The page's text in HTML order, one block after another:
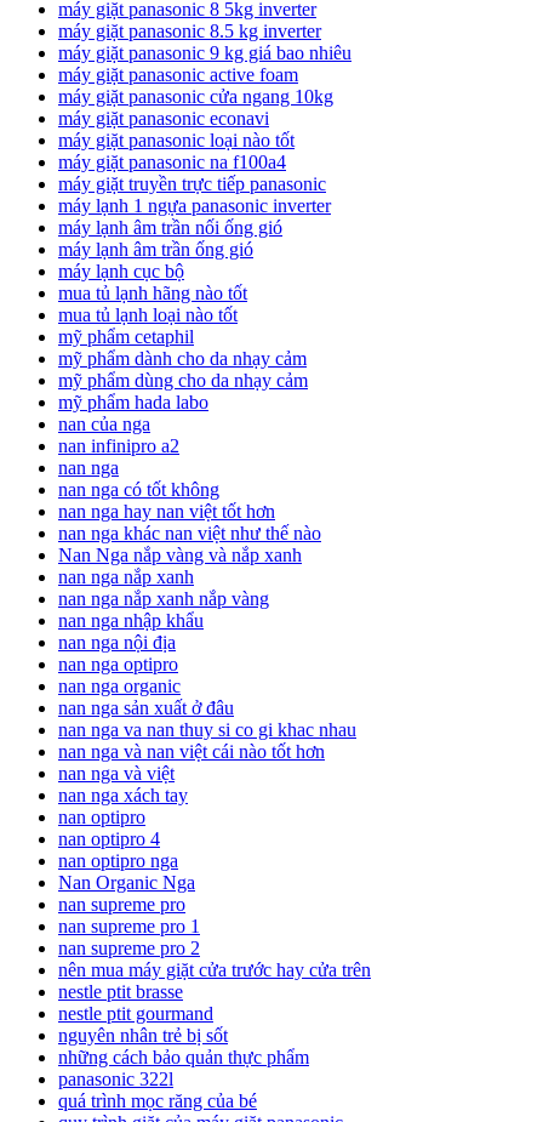
máy giặt panasonic 8 5kg inverter
máy giặt panasonic 8.5 kg inverter
máy giặt panasonic 9 kg giá bao nhiêu
máy giặt panasonic active foam
máy giặt panasonic cửa ngang 10kg
máy giặt panasonic econavi
máy giặt panasonic loại nào tốt
máy giặt panasonic na f100a4
máy giặt truyền trực tiếp panasonic
máy lạnh 1 ngựa panasonic inverter
máy lạnh âm trần nối ống gió
máy lạnh âm trần ống gió
máy lạnh cục bộ
mua tủ lạnh hãng nào tốt
mua tủ lạnh loại nào tốt
mỹ phẩm cetaphil
mỹ phẩm dành cho da nhạy cảm
mỹ phẩm dùng cho da nhạy cảm
mỹ phẩm hada labo
nan của nga
nan infinipro a2
nan nga
nan nga có tốt không
nan nga hay nan việt tốt hơn
nan nga khác nan việt như thế nào
Nan Nga nắp vàng và nắp xanh
nan nga nắp xanh
nan nga nắp xanh nắp vàng
nan nga nhập khẩu
nan nga nội địa
nan nga optipro
nan nga organic
nan nga sản xuất ở đâu
nan nga va nan thuy si co gi khac nhau
nan nga và nan việt cái nào tốt hơn
nan nga và việt
nan nga xách tay
nan optipro
nan optipro 4
nan optipro nga
Nan Organic Nga
nan supreme pro
nan supreme pro 1
nan supreme pro 2
nên mua máy giặt cửa trước hay cửa trên
nestle ptit brasse
nestle ptit gourmand
nguyên nhân trẻ bị sốt
những cách bảo quản thực phẩm
panasonic 322l
quá trình mọc răng của bé